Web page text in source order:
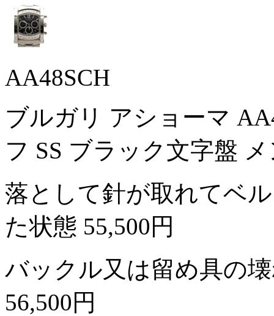
AA48SCH
ブルガリ アショーマ
フ SS ブラック文字盤
落として針が取れてベ
た状態 55,500円
バックル又は留め具の
56,500円